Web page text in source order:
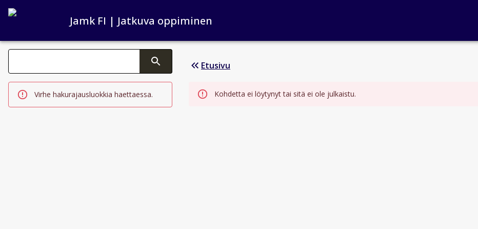
Jamk FI | Jatkuva oppiminen
Haku kategoriat
Tekstin muutos aktivoi hakutoiminnon
Virhe hakurajausluokkia haettaessa.
Etusivu
Kohdetta ei löytynyt tai sitä ei ole julkaistu.